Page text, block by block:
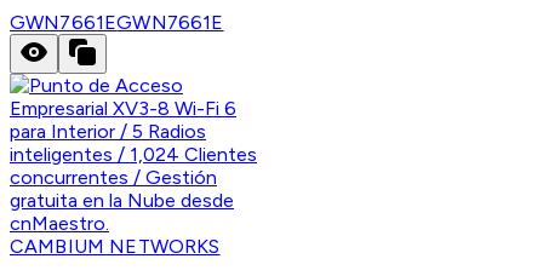
GWN7661EGWN7661E
CAMBIUM NETWORKS